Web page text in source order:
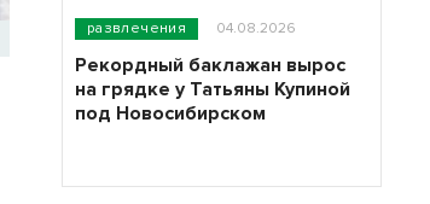
развлечения 04.08.2026
Рекордный баклажан вырос
на грядке у Татьяны Купиной
под Новосибирском